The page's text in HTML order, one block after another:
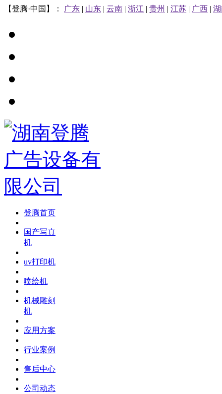
【登腾·中国】： 广东 | 山东 | 云南 | 浙江 | 贵州 | 江苏 | 广西 |
登腾首页
国产写真
机
uv打印机
喷绘机
机械雕刻
机
应用方案
行业案例
售后中心
公司动态